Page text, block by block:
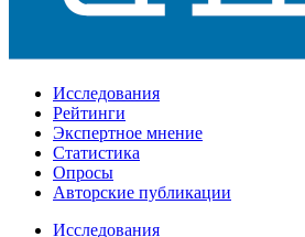
Исследования
Рейтинги
Экспертное мнение
Статистика
Опросы
Авторские публикации
Исследования